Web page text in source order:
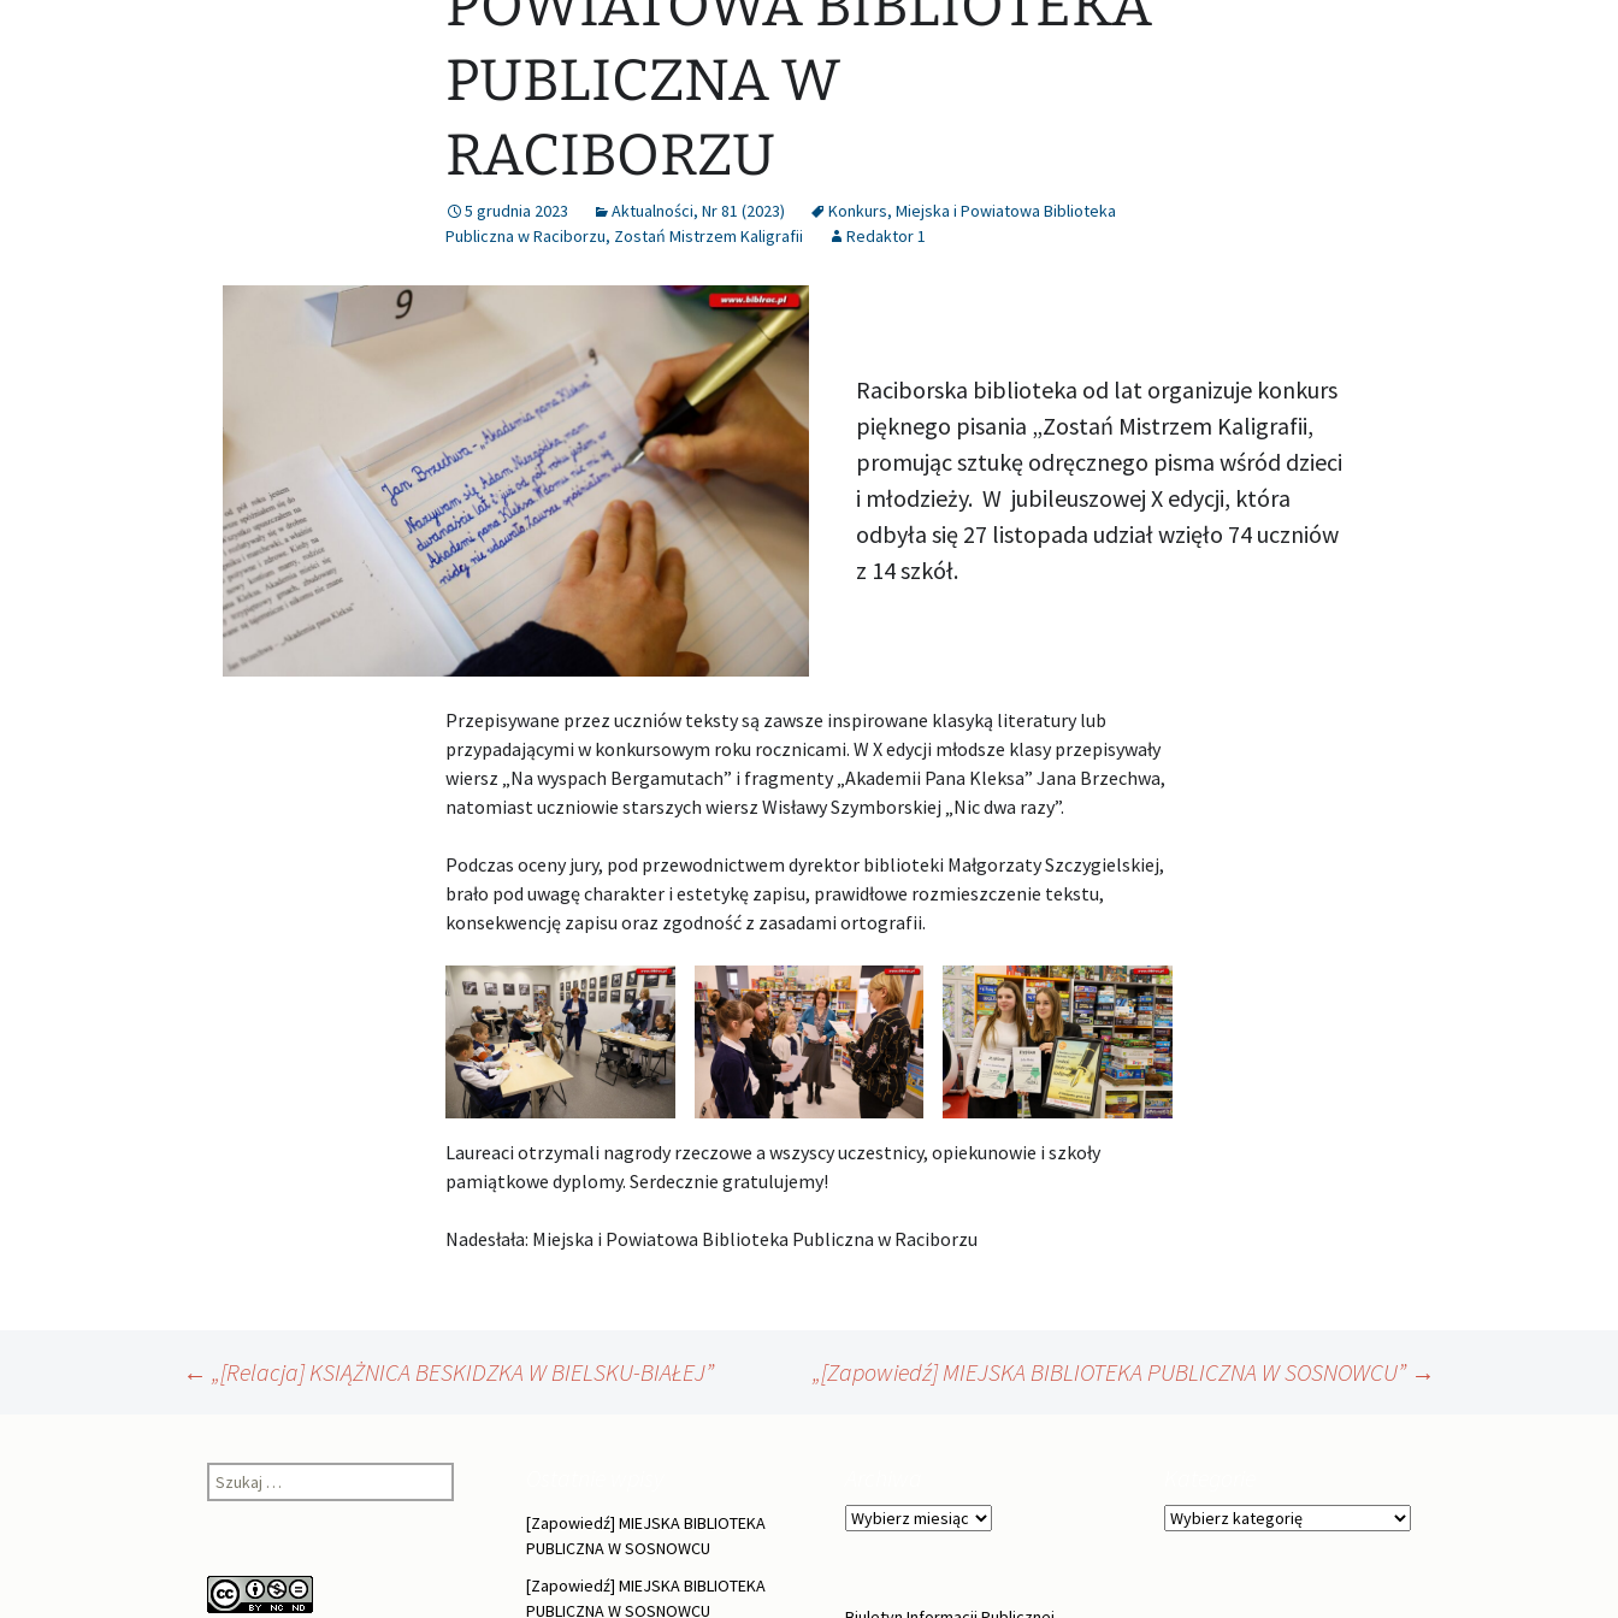
Nr 78 (lipiec/sierpieńPUBLICZNA W
RACIBORZU
5 grudnia 2023 Aktualności, Nr 81 (2023) Konkurs, Miejska i Powiatowa Biblioteka
Publiczna w Raciborzu, Zostań Mistrzem Kaligrafii Redaktor 1
Raciborska biblioteka od lat organizuje konkurs
pięknego pisania „Zostań Mistrzem Kaligrafii,
promując sztukę odręcznego pisma wśród dzieci
i młodzieży. W jubileuszowej X edycji, która
odbyła się 27 listopada udział wzięło 74 uczniów
z 14 szkół.
Przepisywane przez uczniów teksty są zawsze inspirowane klasyką literatury lub
przypadającymi w konkursowym roku rocznicami. W X edycji młodsze klasy przepisywały
wiersz „Na wyspach Bergamutach” i fragmenty „Akademii Pana Kleksa” Jana Brzechwa,
natomiast uczniowie starszych wiersz Wisławy Szymborskiej „Nic dwa razy”.
Podczas oceny jury, pod przewodnictwem dyrektor biblioteki Małgorzaty Szczygielskiej,
brało pod uwagę charakter i estetykę zapisu, prawidłowe rozmieszczenie tekstu,
konsekwencję zapisu oraz zgodność z zasadami ortografii.
Laureaci otrzymali nagrody rzeczowe a wszyscy uczestnicy, opiekunowie i szkoły
pamiątkowe dyplomy. Serdecznie gratulujemy!
Nadesłała: Miejska i Powiatowa Biblioteka Publiczna w Raciborzu
Nawigacja
← „[Relacja] KSIĄŻNICA BESKIDZKA W BIELSKU-BIAŁEJ” „[Zapowiedź] MIEJSKA BIBLIOTEKA PUBLICZNA W SOSNOWCU” →
Szukaj:
[Zapowiedź] MIEJSKA BIBLIOTEKA
PUBLICZNA W SOSNOWCU
[Zapowiedź] MIEJSKA BIBLIOTEKA
PUBLICZNA W SOSNOWCU
Archiwa Kategorie